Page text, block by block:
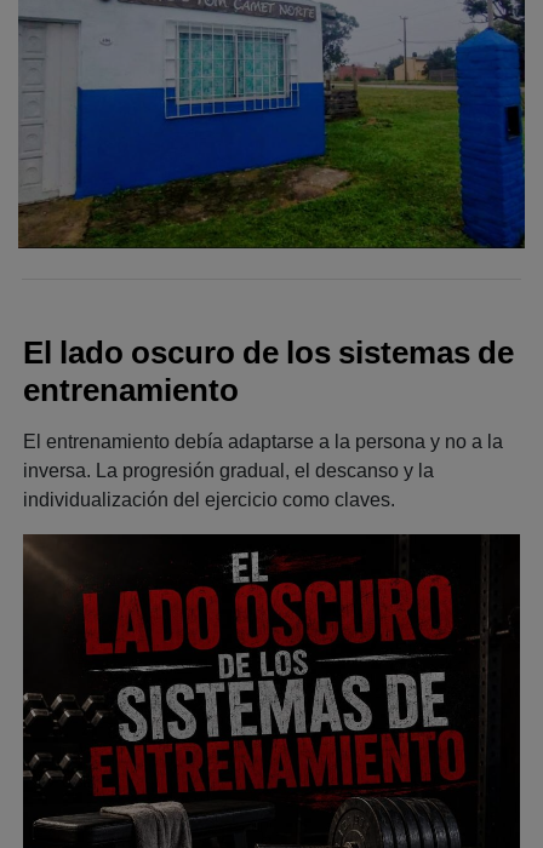
El lado oscuro de los sistemas de
entrenamiento
El entrenamiento debía adaptarse a la persona y no a la
inversa. La progresión gradual, el descanso y la
individualización del ejercicio como claves.